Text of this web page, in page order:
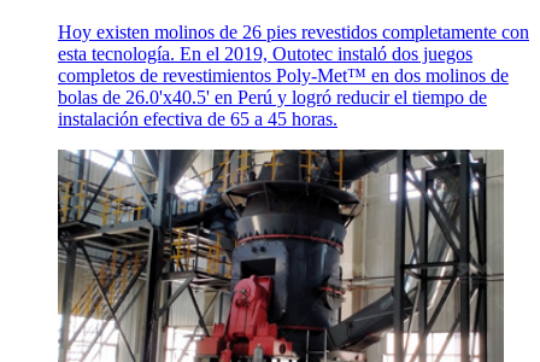
Hoy existen molinos de 26 pies revestidos completamente con
esta tecnología. En el 2019, Outotec instaló dos juegos
completos de revestimientos Poly-Met™ en dos molinos de
bolas de 26.0'x40.5' en Perú y logró reducir el tiempo de
instalación efectiva de 65 a 45 horas.